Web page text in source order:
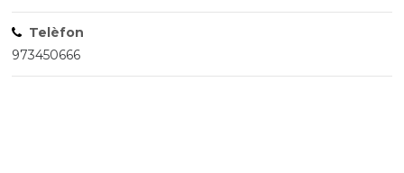
Telèfon
973450666